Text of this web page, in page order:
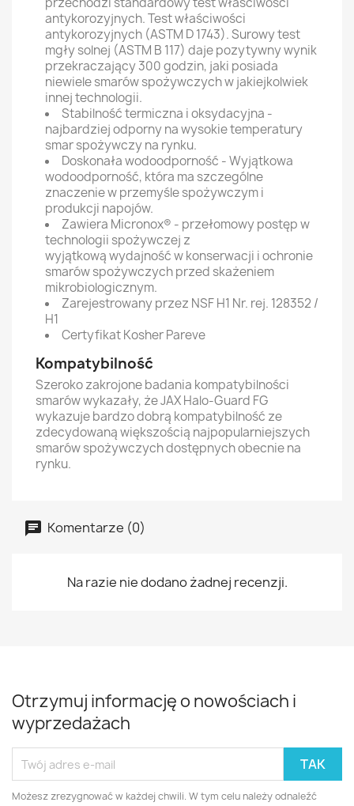
antykorozyjnych. Test właściwości
antykorozyjnych (ASTM D 1743). Surowy test
mgły solnej (ASTM B 117) daje pozytywny wynik
przekraczający 300 godzin, jaki posiada
niewiele smarów spożywczych w jakiejkolwiek
innej technologii.
Stabilność termiczna i oksydacyjna -
najbardziej odporny na wysokie temperatury
smar spożywczy na rynku.
Doskonała wodoodporność - Wyjątkowa
wodoodporność, która ma szczególne
znaczenie w przemyśle spożywczym i
produkcji napojów.
Zawiera Micronox® - przełomowy postęp w
technologii spożywczej z
wyjątkową wydajność w konserwacji i ochronie
smarów spożywczych przed skażeniem
mikrobiologicznym.
Zarejestrowany przez NSF H1 Nr. rej. 128352 /
H1
Certyfikat Kosher Pareve
Kompatybilność
Szeroko zakrojone badania kompatybilności
smarów wykazały, że JAX Halo-Guard FG
wykazuje bardzo dobrą kompatybilność ze
zdecydowaną większością najpopularniejszych
smarów spożywczych dostępnych obecnie na
rynku.
Komentarze (0)
Na razie nie dodano żadnej recenzji.
Otrzymuj informację o nowościach i
wyprzedażach
Możesz zrezygnować w każdej chwili. W tym celu należy odnaleźć